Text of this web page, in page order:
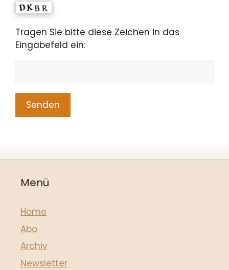
Tragen Sie bitte diese Zeichen in das
Eingabefeld ein:
t
a
Menü
Home
Abo
Archiv
Newsletter